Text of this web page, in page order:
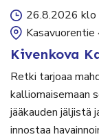
26.8.2026
Kivenkova
Retki tarjoaa
kalliomaisemaan
jääkauden jäljistä
innostaa